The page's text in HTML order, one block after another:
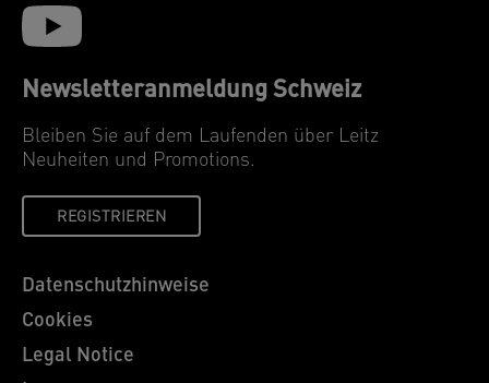
Newsletteranmeldung Schweiz
Bleiben Sie auf dem Laufenden über Leitz
Neuheiten und Promotions.
REGISTRIEREN
Datenschutzhinweise
Cookies
Legal Notice